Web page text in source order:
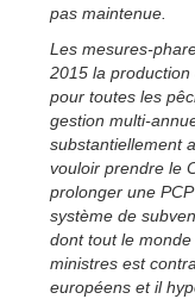
pas maintenue.
Les mesures-
2015 la production
pour toutes les
gestion multi-
substantiellement
vouloir prendre le
prolonger une
système de
dont tout le
ministres est
européens et il